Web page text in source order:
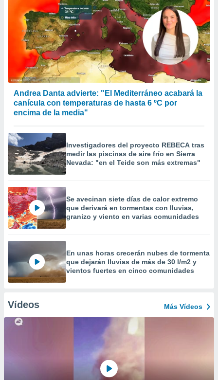
Andrea Danta advierte: "El Mediterráneo acabará la
canícula con temperaturas de hasta 6 ºC por
encima de la media"
Investigadores del proyecto REBECA tras
medir las piscinas de aire frío en Sierra
Nevada: "en el Teide son más extremas"
Se avecinan siete días de calor extremo
que derivará en tormentas con lluvias,
granizo y viento en varias comunidades
En unas horas crecerán nubes de tormenta
que dejarán lluvias de más de 30 l/m2 y
vientos fuertes en cinco comunidades
Vídeos Más Vídeos